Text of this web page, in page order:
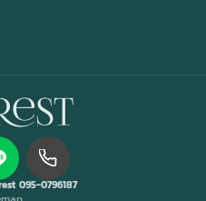
095-0796187